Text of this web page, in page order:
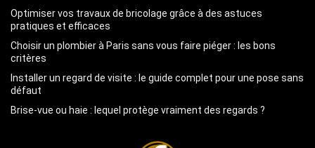
Optimiser vos travaux de bricolage grâce à des astuces
pratiques et efficaces
Choisir un plombier à Paris sans vous faire piéger : les bons
critères
Installer un regard de visite : le guide complet pour une pose sans
défaut
Brise-vue ou haie : lequel protège vraiment des regards ?